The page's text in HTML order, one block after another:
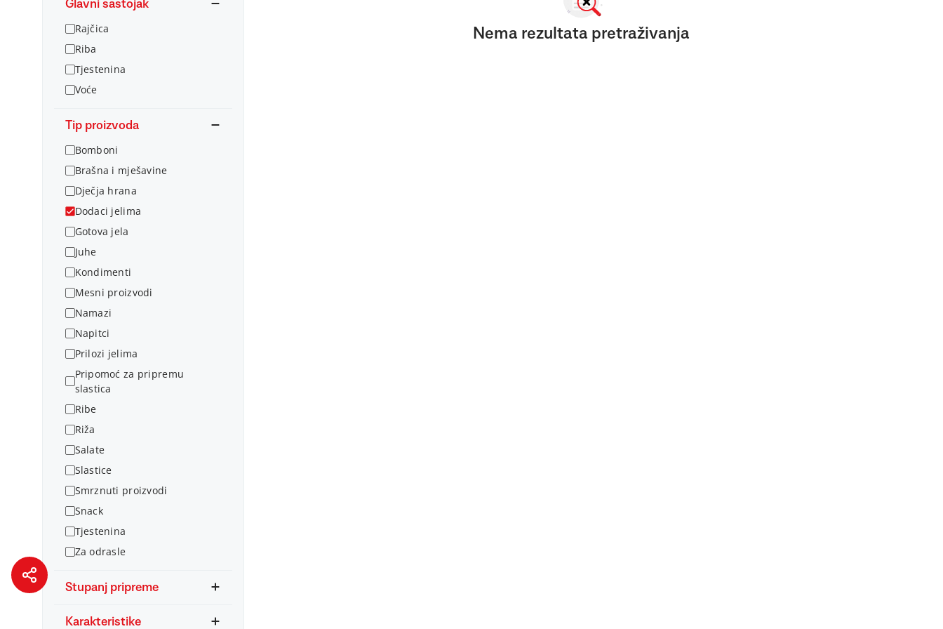
Glavni sastojak
Rajčica
Riba
Tjestenina
Voće
Tip proizvoda
Bomboni
Brašna i mješavine
Dječja hrana
Dodaci jelima
Gotova jela
Juhe
Kondimenti
Mesni proizvodi
Namazi
Napitci
Prilozi jelima
Pripomoć za pripremu
slastica
Ribe
Riža
Salate
Slastice
Smrznuti proizvodi
Snack
Tjestenina
Za odrasle
Stupanj pripreme
Karakteristike
Nema rezultata pretraživanja